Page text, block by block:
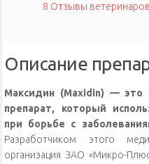
8 Отзывы ветеринаров
Описание
Максидин (Maxidin) — это
препарат, который
при борьбе с
Разработчиком этого
организация ЗАО «Микро-